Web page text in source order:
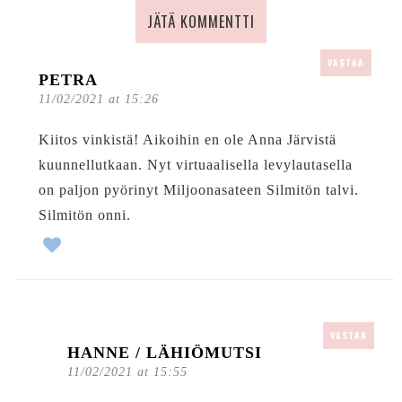
JÄTÄ KOMMENTTI
PETRA
11/02/2021 at 15:26
VASTAA
Kiitos vinkistä! Aikoihin en ole Anna Järvistä
kuunnellutkaan. Nyt virtuaalisella levylautasella
on paljon pyörinyt Miljoonasateen Silmitön talvi.
Silmitön onni.
HANNE / LÄHIÖMUTSI
11/02/2021 at 15:55
VASTAA